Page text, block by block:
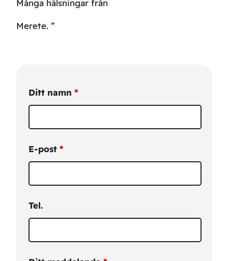
Många hälsningar från
Merete. ”
Ditt namn *
E-post *
Tel.